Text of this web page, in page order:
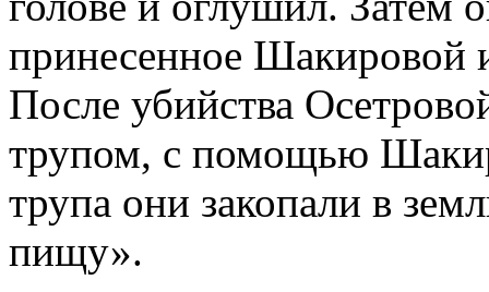
принесенное Шакировой
После убийства
трупом, с помощью
трупа они закопали в
пищу».